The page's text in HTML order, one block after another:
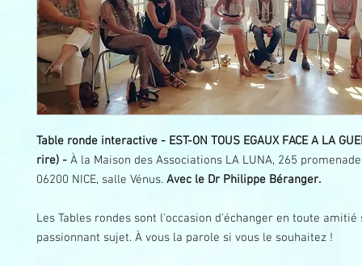
Table ronde interactive - EST-ON TOUS EGAUX FACE A LA
rire) - À la Maison des Associations LA LUNA, 265
06200 NICE, salle Vénus. Avec le Dr Philippe Béranger.
Les Tables rondes sont l'occasion d'échanger en toute amitié
passionnant sujet. À vous la parole si vous le souhaitez !